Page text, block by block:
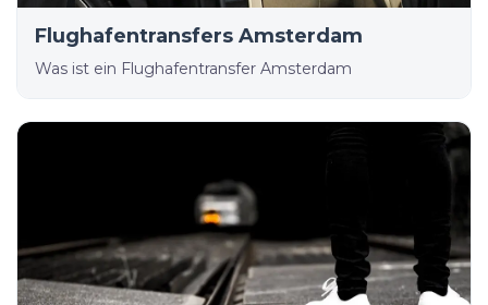
Flughafentransfers Amsterdam
Was ist ein Flughafentransfer Amsterdam